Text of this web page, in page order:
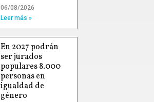
06/08/2026
Leer más »
En 2027 podrán
ser jurados
populares 8.000
personas en
igualdad de
género